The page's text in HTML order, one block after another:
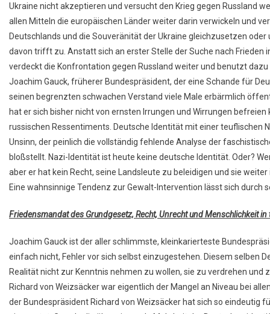
Ukraine nicht akzeptieren und versucht den Krieg gegen Russland
allen Mitteln die europäischen Länder weiter darin verwickeln und
Deutschlands und die Souveränität der Ukraine gleichzusetzen oder
davon trifft zu. Anstatt sich an erster Stelle der Suche nach
verdeckt die Konfrontation gegen Russland weiter und benutzt
Joachim Gauck, früherer Bundespräsident, der eine Schande für
seinen begrenzten schwachen Verstand viele Male erbärmlich
hat er sich bisher nicht von ernsten Irrungen und Wirrungen
russischen Ressentiments. Deutsche Identität mit einer
Unsinn, der peinlich die vollständig fehlende Analyse der
bloßstellt. Nazi-Identität ist heute keine deutsche Identität. Oder?
aber er hat kein Recht, seine Landsleute zu beleidigen und sie
Eine wahnsinnige Tendenz zur Gewalt-Intervention lässt sich durch
Friedensmandat des Grundgesetz, Recht, Unrecht und Menschlichkeit
Joachim Gauck ist der aller schlimmste, kleinkarierteste
einfach nicht, Fehler vor sich selbst einzugestehen. Diesem selben
Realität nicht zur Kenntnis nehmen zu wollen, sie zu verdrehen
Richard von Weizsäcker war eigentlich der Mangel an Niveau bei
der Bundespräsident Richard von Weizsäcker hat sich so eindeutig